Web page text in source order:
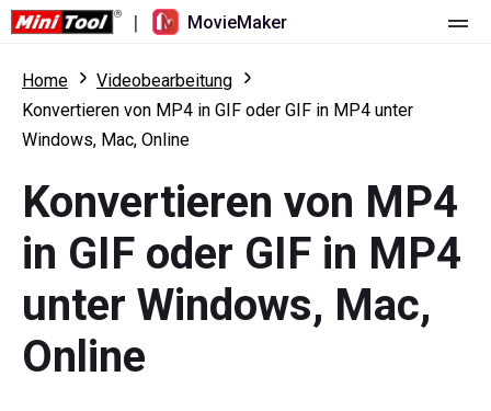
| MovieMaker
Startseite
Preise
Was ist neu
Übersicht
Mehrspurbearbeitung
Seitenverhältnis
Ressourcen
Benutzerhandbuch
Tricks für Videobearbeitung
Video-Tools
Bildschirm-Rekorder
Video-Konverter
Home
Videobearbeitung
Konvertieren von MP4 in GIF oder GIF in MP4 unter
Windows, Mac, Online
Konvertieren von MP4
in GIF oder GIF in MP4
unter Windows, Mac,
Online